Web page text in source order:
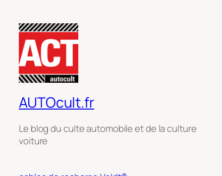
AUTOcult.fr
Le blog du culte automobile et de la culture
voiture